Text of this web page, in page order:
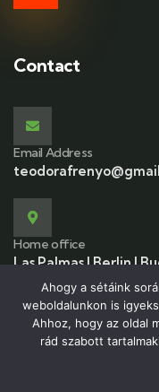
Contact
Email Address
Home office
Las Palmas | Berlin |
© 2026 Copyright
Ahogy a sétáink
weboldalunkon is
Ahhoz, hogy az oldal
rád szabott